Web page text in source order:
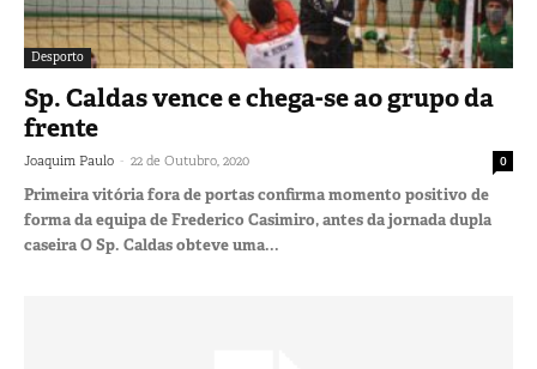
Desporto
Sp. Caldas vence e chega-se ao grupo da
frente
Joaquim Paulo - 22 de Outubro, 2020 0
Primeira vitória fora de portas confirma momento positivo de
forma da equipa de Frederico Casimiro, antes da jornada dupla
caseira O Sp. Caldas obteve uma...